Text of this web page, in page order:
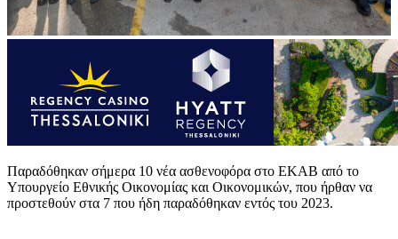
Παραδόθηκαν σήμερα 10 νέα ασθενοφόρα στο ΕΚΑΒ από το
Υπουργείο Εθνικής Οικονομίας και Οικονομικών, που ήρθαν να
προστεθούν στα 7 που ήδη παραδόθηκαν εντός του 2023.